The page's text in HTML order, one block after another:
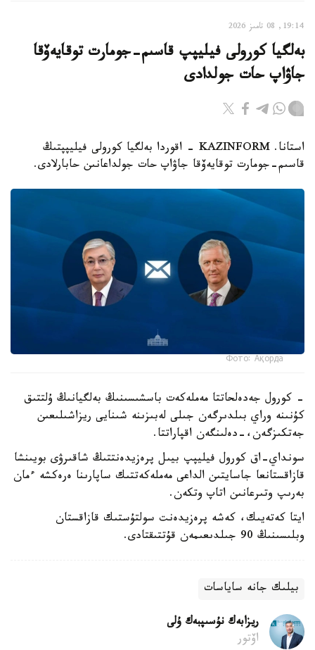
19:14, 08 تامىز 2026
بەلگيا كورولى فيليپپ قاسىم-جومارت توقايەۆقا
جاۋاپ حات جولدادى
استانا. KAZINFORM - اقوردا بەلگيا كورولى فيليپپتىڭ
قاسىم-جومارت توقايەۆقا جاۋاپ حات جولداعانىن حابارلادى.
Фото: Ақорда
- كورول جەدەلحاتتا مەملەكەت باسشىسىنىڭ بەلگيانىڭ ۇلتتىق
كۇنىنە وراي بىلدىرگەن جىلى لەبىزىنە شىنايى ريزاشىلىعىن
جەتكىزگەن،-دەلىنگەن اقپاراتتا.
سونداي-اق كورول فيليپپ بيىل پرەزيدەنتتىڭ شاقىرۋى بويىنشا
قازاقستانعا جاسايتىن الداعى مەملەكەتتىك ساپارىنا ەرەكشە ءمان
بەرىپ وتىرعانىن اتاپ وتكەن.
ايتا كەتەيىك، كەشە پرەزيدەنت سولتۇستىك قازاقستان
وبلىسىنىڭ 90 جىلدىعىمەن قۇتتىقتادى.
بيلىك جانە ساياسات
ريزابەك نۇسىپبەك ۇلى
اۆتور